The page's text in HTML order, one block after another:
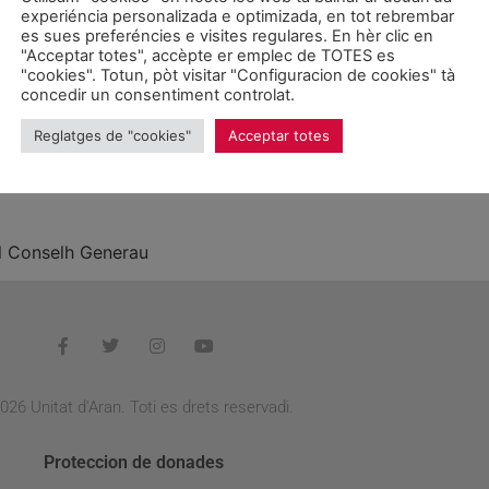
un plan director para el
aplaudió ayer la iniciativa del Govern de la
soluciones.
A ARAN DE
Generau
Unitat d'Aran. Toti es drets reservadi.
Proteccion de donades
experiéncia personalizada e optimizada, en tot rebrembar
es sues preferéncies e visites regulares. En hèr clic en
"Acceptar totes", accèpte er emplec de TOTES es
"cookies". Totun, pòt visitar "Configuracion de cookies" tà
concedir un consentiment controlat.
Reglatges de "cookies" Acceptar totes